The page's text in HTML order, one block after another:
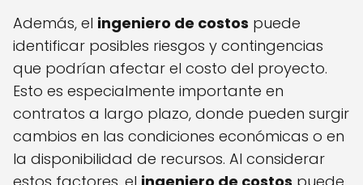
Además, el ingeniero de costos puede
identificar posibles riesgos y contingencias
que podrían afectar el costo del proyecto.
Esto es especialmente importante en
contratos a largo plazo, donde pueden surgir
cambios en las condiciones económicas o en
la disponibilidad de recursos. Al considerar